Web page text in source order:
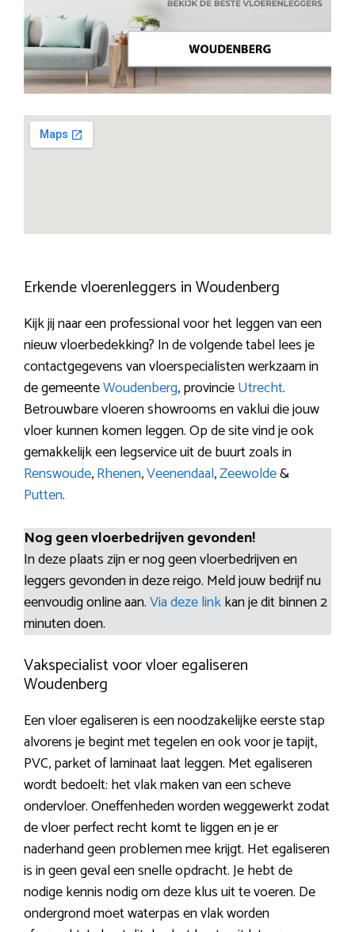
Erkende vloerenleggers in Woudenberg
Kijk jij naar een professional voor het leggen van een
nieuw vloerbedekking? In de volgende tabel lees je
contactgegevens van vloerspecialisten werkzaam in
de gemeenteWoudenberg, provincieUtrecht.
Betrouwbare vloeren showrooms en vaklui die jouw
vloer kunnen komen leggen. Op de site vind je ook
gemakkelijk een legservice uit de buurt zoals in
Renswoude,Rhenen,Veenendaal,Zeewolde&
Putten.
Nog geen vloerbedrijven gevonden!
In deze plaats zijn er nog geen vloerbedrijven en
leggers gevonden in deze reigo. Meld jouw bedrijf nu
eenvoudig online aan.Via deze linkkan je dit binnen 2
minuten doen.
Vakspecialist voor vloer egaliseren
Woudenberg
Een vloer egaliseren is een noodzakelijke eerste stap
alvorens je begint met tegelen en ook voor je tapijt,
PVC, parket of laminaat laat leggen. Met egaliseren
wordt bedoelt: het vlak maken van een scheve
ondervloer. Oneffenheden worden weggewerkt zodat
de vloer perfect recht komt te liggen en je er
naderhand geen problemen mee krijgt. Het egaliseren
is in geen geval een snelle opdracht. Je hebt de
nodige kennis nodig om deze klus uit te voeren. De
ondergrond moet waterpas en vlak worden